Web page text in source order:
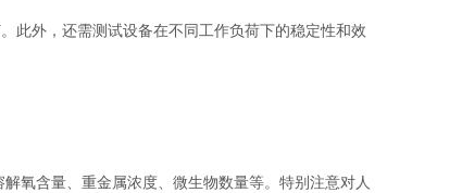
外，还需测试设备在不同工作负荷下的稳定性和效
氧含量、重金属浓度、微生物数量等。特别注意对人